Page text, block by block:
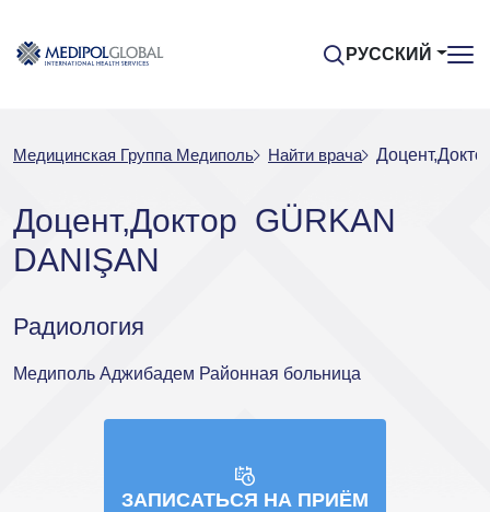
РУССКИЙ
Медицинская Группа Медиполь Найти врача
Доцент,Доктор GÜRKAN
DANIŞAN
Радиология
Медиполь Аджибадем Районная больница
ЗАПИСАТЬСЯ НА ПРИЁМ